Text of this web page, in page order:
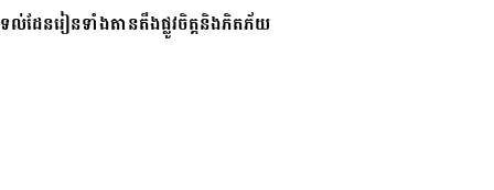
ទល់ដែនរៀនទាំងតានតឹងផ្លូវចិត្តនិងភិតភ័យ